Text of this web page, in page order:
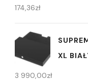
174,36zł
XL
3 990,00zł